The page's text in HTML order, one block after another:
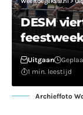
DESM
Uitgaan
1 min. leestijd
Archieffoto